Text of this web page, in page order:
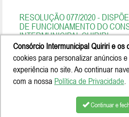
RESOLUÇÃO 077/2020 -
DE FUNCIONAMENTO DO
INTERMUNICIPAL QUIRIRI.
Consórcio Intermunicipal Quiriri e os
cookies para personalizar anúncios
experiência no site. Ao continuar
com a nossa Política de Privacidade.
Continuar e